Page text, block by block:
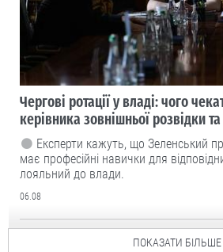
Чергові ротації у владі: чого
керівника зовнішньої розвідки
Експерти кажуть, що Зеленський
має професійні навички для
лояльний до влади.
06.08
ПОКАЗАТИ БІЛЬШЕ